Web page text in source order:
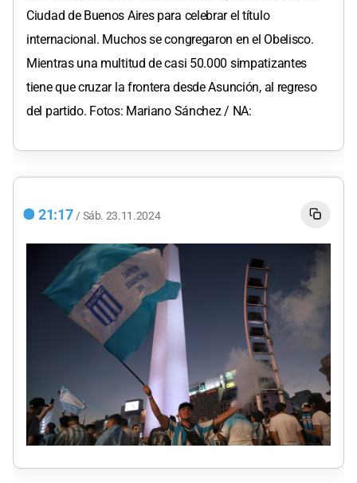
Ciudad de Buenos Aires para celebrar el título
internacional. Muchos se congregaron en el Obelisco.
Mientras una multitud de casi 50.000 simpatizantes
tiene que cruzar la frontera desde Asunción, al regreso
del partido. Fotos: Mariano Sánchez / NA:
21:17 / Sáb. 23.11.2024